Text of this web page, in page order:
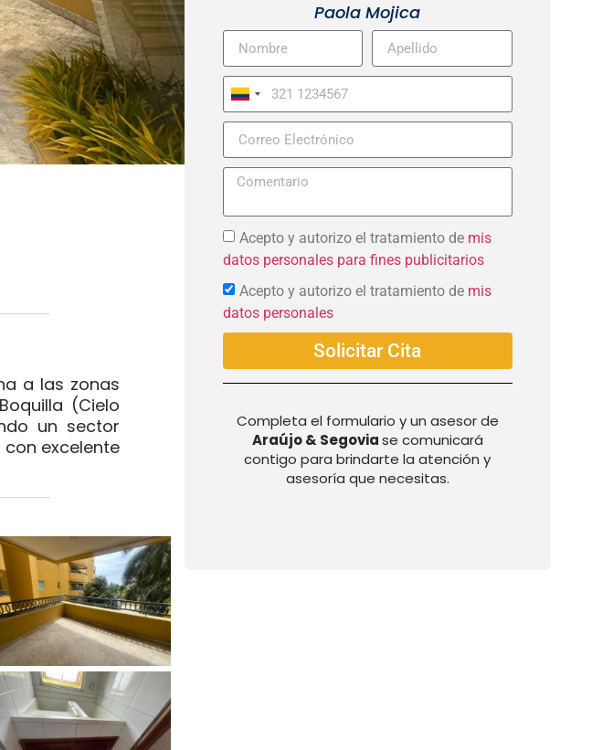
a las zonas
(Cielo
un sector
excelente
Paola Mojica
Colombia
+57
Acepto y autorizo el tratamiento de mis
datos personales para fines publicitarios
Acepto y autorizo el tratamiento de mis
datos personales
Solicitar Cita
Completa el formulario y un asesor de
Araújo & Segoviase comunicará
contigo para brindarte la atención y
asesoría que necesitas.